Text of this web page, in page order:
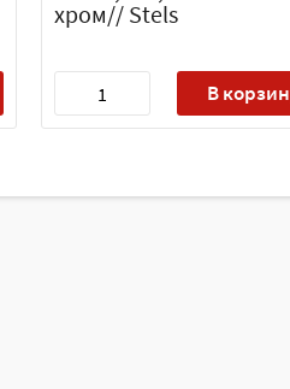
хром// Stels
В